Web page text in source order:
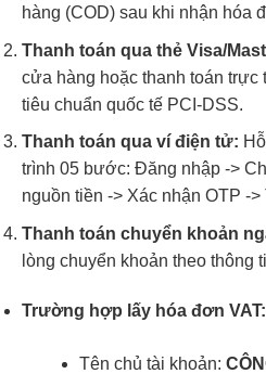
hàng (COD) sau khi nhận hóa
Thanh toán qua thẻ Visa/
cửa hàng hoặc thanh toán trực
tiêu chuẩn quốc tế PCI-DSS.
Thanh toán qua ví điện tử:
trình 05 bước: Đăng nhập ->
nguồn tiền -> Xác nhận OTP ->
Thanh toán chuyển khoản
lòng chuyển khoản theo thông
Trường hợp lấy hóa đơn VAT:
Tên chủ tài khoản: